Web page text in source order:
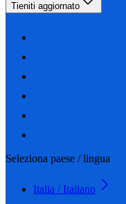
Tieniti aggiornato
Seleziona paese / lingua
Italia / Italiano